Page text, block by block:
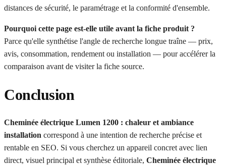
distances de sécurité, le paramétrage et la conformité d'ensemble.
Pourquoi cette page est-elle utile avant la fiche produit ?
Parce qu'elle synthétise l'angle de recherche longue traîne — prix,
avis, consommation, rendement ou installation — pour accélérer la
comparaison avant de visiter la fiche source.
Conclusion
Cheminée électrique Lumen 1200 : chaleur et ambiance
installation correspond à une intention de recherche précise et
rentable en SEO. Si vous cherchez un appareil concret avec lien
direct, visuel principal et synthèse éditoriale, Cheminée électrique